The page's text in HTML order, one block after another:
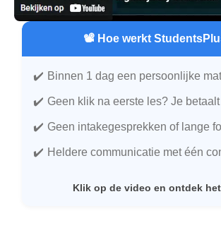
📽️ Hoe werkt
Binnen 1 dag een persoonlijke
Geen klik na eerste les? Je
Geen intakegesprekken of lange
Heldere communicatie met één
Klik op de video en ontdek